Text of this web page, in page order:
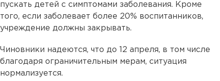
пускать детей с симптомами заболевания. Кроме
того, если заболевает более 20% воспитанников,
учреждение должны закрывать.
Чиновники надеются, что до 12 апреля, в том числе
благодаря ограничительным мерам, ситуация
нормализуется.